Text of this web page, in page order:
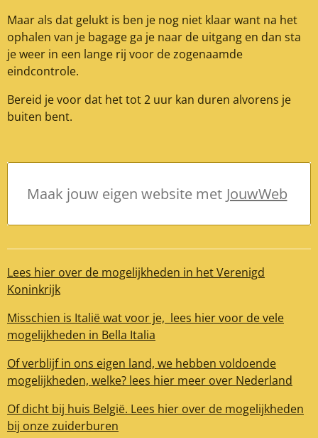
Maar als dat gelukt is ben je nog niet klaar want na het
ophalen van je bagage ga je naar de uitgang en dan sta
je weer in een lange rij voor de zogenaamde
eindcontrole.
Bereid je voor dat het tot 2 uur kan duren alvorens je
buiten bent.
Maak jouw eigen website met JouwWeb
Lees hier over de mogelijkheden in het Verenigd
Koninkrijk
Misschien is Italië wat voor je, lees hier voor de vele
mogelijkheden in Bella Italia
Of verblijf in ons eigen land, we hebben voldoende
mogelijkheden, welke? lees hier meer over Nederland
Of dicht bij huis België. Lees hier over de mogelijkheden
bij onze zuiderburen